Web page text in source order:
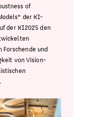
of
der KI-
der KI2025 den
Forschende und
von Vision-